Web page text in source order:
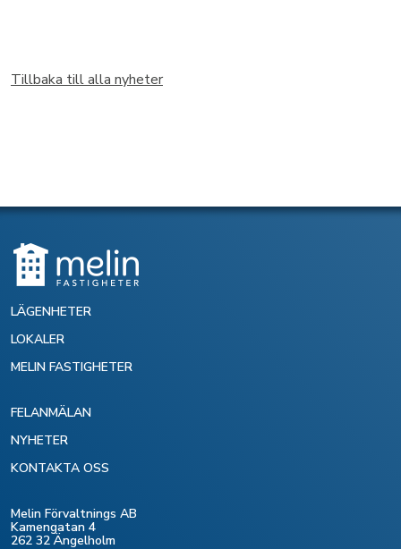
Tillbaka till alla nyheter
LÄGENHETER
LOKALER
MELIN FASTIGHETER
FELANMÄLAN
NYHETER
KONTAKTA OSS
Melin Förvaltnings AB
Kamengatan 4
262 32 Ängelholm